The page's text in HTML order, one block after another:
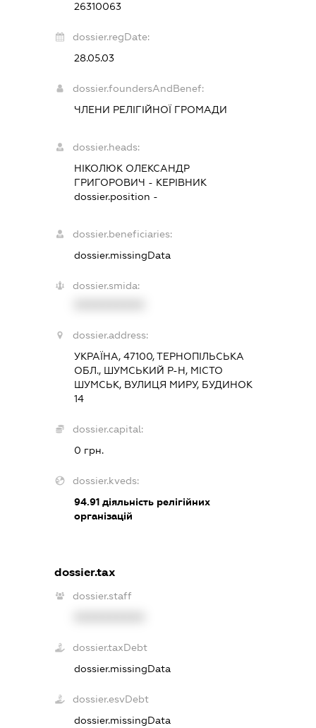
26310063
dossier.regDate:
28.05.03
dossier.foundersAndBenef:
ЧЛЕНИ РЕЛІГІЙНОЇ ГРОМАДИ
dossier.heads:
НІКОЛЮК ОЛЕКСАНДР
ГРИГОРОВИЧ - КЕРІВНИК
dossier.position -
dossier.beneficiaries:
dossier.missingData
dossier.smida:
dossier.address:
УКРАЇНА, 47100, ТЕРНОПІЛЬСЬКА
ОБЛ., ШУМСЬКИЙ Р-Н, МІСТО
ШУМСЬК, ВУЛИЦЯ МИРУ, БУДИНОК
14
dossier.capital:
0 грн.
dossier.kveds:
94.91 діяльність релігійних
організацій
dossier.tax
dossier.staff
dossier.taxDebt
dossier.missingData
dossier.esvDebt
dossier.missingData